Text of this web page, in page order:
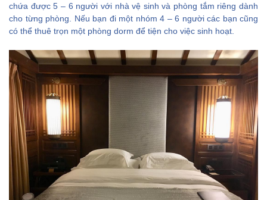
chứa được 5 – 6 người với nhà vệ sinh và phòng tắm riêng dành
cho từng phòng. Nếu bạn đi một nhóm 4 – 6 người các bạn cũng
có thể thuê trọn một phòng dorm để tiện cho việc sinh hoạt.